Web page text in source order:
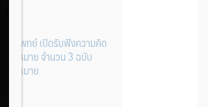
งมือแพทย์ เปิดรับฟังความคิด
งกฎหมาย จำนวน 3 ฉบับ
งกฎหมาย